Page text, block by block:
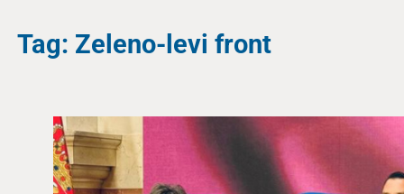
Tag: Zeleno-levi front